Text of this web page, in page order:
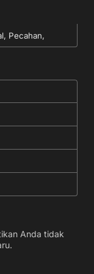
Pecahan,
Anda tidak